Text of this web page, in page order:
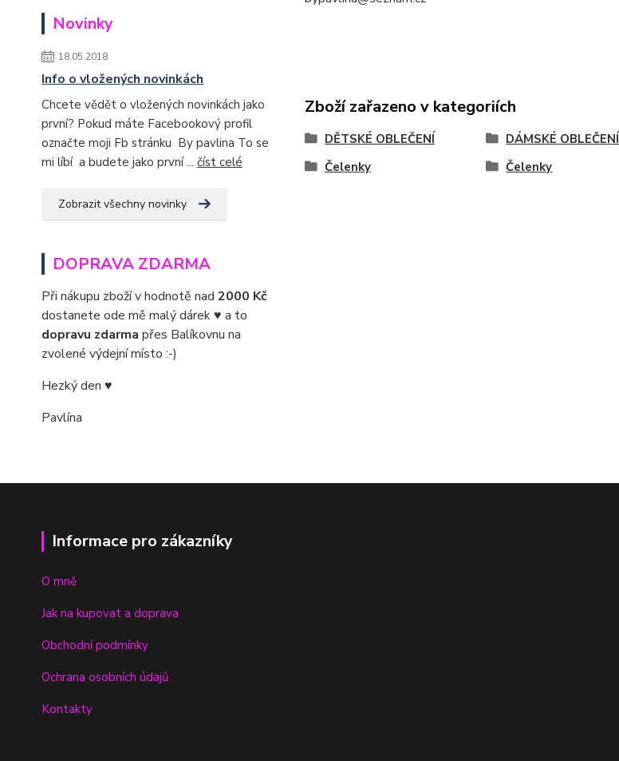
Novinky
18.05.2018
Info o vložených novinkách
Chcete vědět o vložených novinkách jako
první? Pokud máte Facebookový profil
označte moji Fb stránku By pavlina To se
mi líbí a budete jako první ... číst celé
Zobrazit všechny novinky
DOPRAVA ZDARMA
Při nákupu zboží v hodnotě nad 2000 Kč
dostanete ode mě malý dárek ♥ a to
dopravu zdarma přes Balíkovnu na
zvolené výdejní místo :-)
Hezký den ♥
Pavlína
Zboží zařazeno v kategoriích
DĚTSKÉ OBLEČENÍ DÁMSKÉ OBLEČENÍ
Čelenky
Čelenky
Informace pro zákazníky
O mně
Jak na kupovat a doprava
Obchodní podmínky
Ochrana osobních údajů
Kontakty